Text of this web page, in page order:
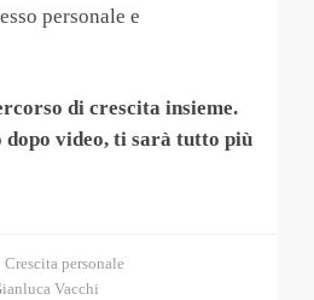
personale e
di crescita insieme.
dopo video, ti sarà tutto più
Crescita personale
Vacchi